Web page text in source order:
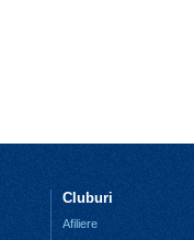
Cluburi
Afiliere